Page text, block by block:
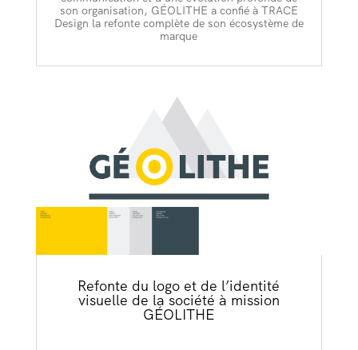
son organisation, GÉOLITHE a confié à TRACE
Design la refonte complète de son écosystème de
marque
Refonte du logo et de l’identité
visuelle de la société à mission
GÉOLITHE